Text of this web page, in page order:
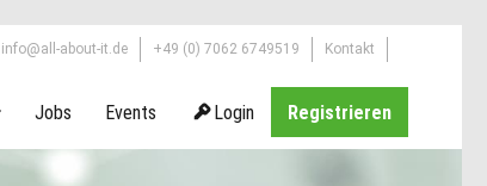
info@all-about-it.de +49 (0) 7062 6749519 Kontakt
Jobs Events Login Registrieren